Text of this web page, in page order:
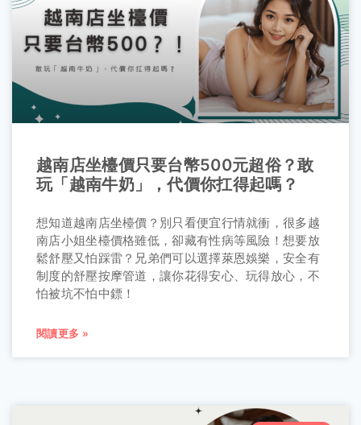
越南店坐檯價只要台幣500元超俗？敢
玩「越南牛奶」，代價你扛得起嗎？
想知道越南店坐檯價？別只看便宜行情就衝，很多越
南店小姐坐檯價格雖低，卻藏有性病等風險！想要放
鬆舒壓又怕踩雷？兄弟們可以選擇萊恩娛樂，安全有
制度的舒壓按摩管道，讓你花得安心、玩得放心，不
怕被坑不怕中鏢！
閱讀更多 »